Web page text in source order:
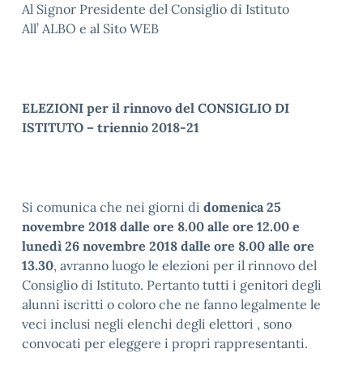
Al Signor Presidente del Consiglio di Istituto
All’ ALBO e al Sito WEB
ELEZIONI per il rinnovo del CONSIGLIO DI
ISTITUTO – triennio 2018-21
Si comunica che nei giorni di domenica 25
novembre 2018 dalle ore 8.00 alle ore 12.00 e
lunedì 26 novembre 2018 dalle ore 8.00 alle ore
13.30, avranno luogo le elezioni per il rinnovo del
Consiglio di Istituto. Pertanto tutti i genitori degli
alunni iscritti o coloro che ne fanno legalmente le
veci inclusi negli elenchi degli elettori , sono
convocati per eleggere i propri rappresentanti.